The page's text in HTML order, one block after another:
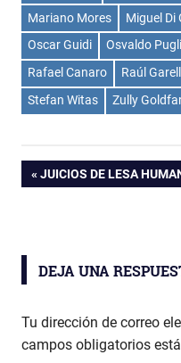
Mariano Mores
Miguel Di
Oscar Guidi
Osvaldo
Rafael Canaro
Raúl
Stefan Witas
Zully
Navegación
ENTRADA
JUICIOS DE LESA
DEJA UNA
Tu dirección de correo
campos obligatorios